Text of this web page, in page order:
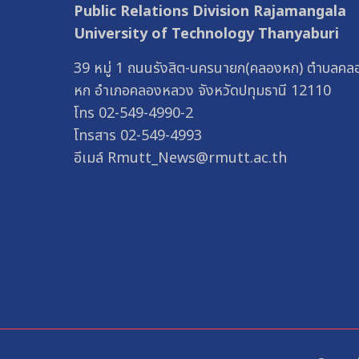
Public Relations Division Rajamangala
University of Technology Thanyaburi
39 หมู่ 1 ถนนรังสิต-นครนายก(คลองหก) ตำบลคล
หก อำเภอคลองหลวง จังหวัดปทุมธานี 12110
โทร 02-549-4990-2
โทรสาร 02-549-4993
อีเมล์ Rmutt_News@rmutt.ac.th